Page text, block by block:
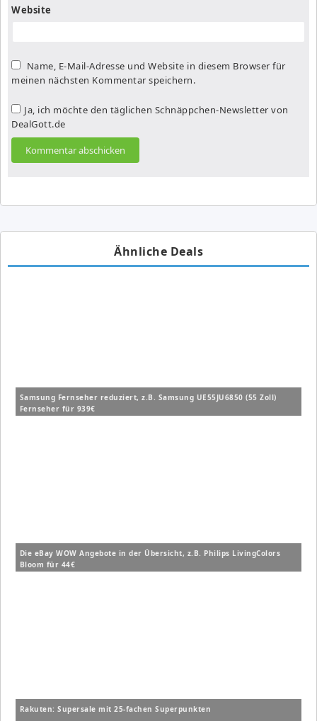
Website
Name, E-Mail-Adresse und Website in diesem Browser für
meinen nächsten Kommentar speichern.
Ja, ich möchte den täglichen Schnäppchen-Newsletter von
DealGott.de
Ähnliche Deals
Samsung Fernseher reduziert, z.B. Samsung UE55JU6850 (55 Zoll)
Fernseher für 939€
Die eBay WOW Angebote in der Übersicht, z.B. Philips LivingColors
Bloom für 44€
Rakuten: Supersale mit 25-fachen Superpunkten